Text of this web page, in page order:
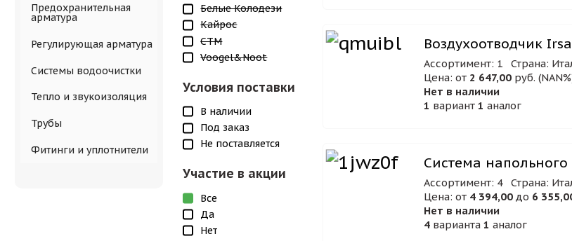
Белые Колодези
Кайрос
СТМ
Voogel&Noot
Условия поставки
В наличии
Под заказ
Не поставляется
Участие в акции
Все
Да
Нет
Воздухоотводчик
Ассортимент: 1
Страна:
Цена: от 2 647,00 руб.
Нет в наличии
1 вариант1 аналог
Система
Ассортимент: 4 Страна:
Цена: от 4 394,00 до 6
Нет в наличии
4 варианта1 аналог
Предохранительная
арматура
Регулирующая арматура
Системы водоочистки
Тепло и звукоизоляция
Трубы
Фитинги и уплотнители